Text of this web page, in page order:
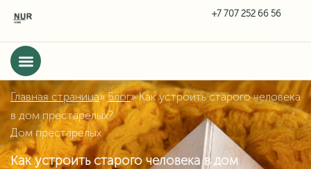
Главная страница»Блог»Как устроить старого человека
в дом престарелых?
Дом престарелых
Как устроить старого человека в дом